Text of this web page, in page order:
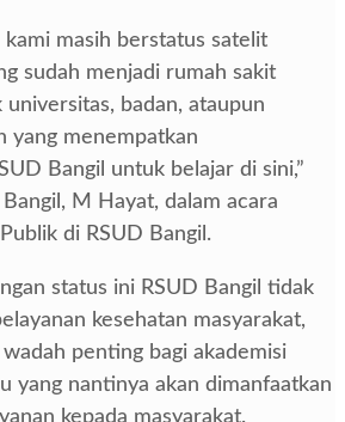
kami masih berstatus satelit
sudah menjadi rumah sakit
universitas, badan, ataupun
yang menempatkan
Bangil untuk belajar di sini,”
M Hayat, dalam acara
di RSUD Bangil.
status ini RSUD Bangil tidak
kesehatan masyarakat,
penting bagi akademisi
yang nantinya akan dimanfaatkan
kepada masyarakat.